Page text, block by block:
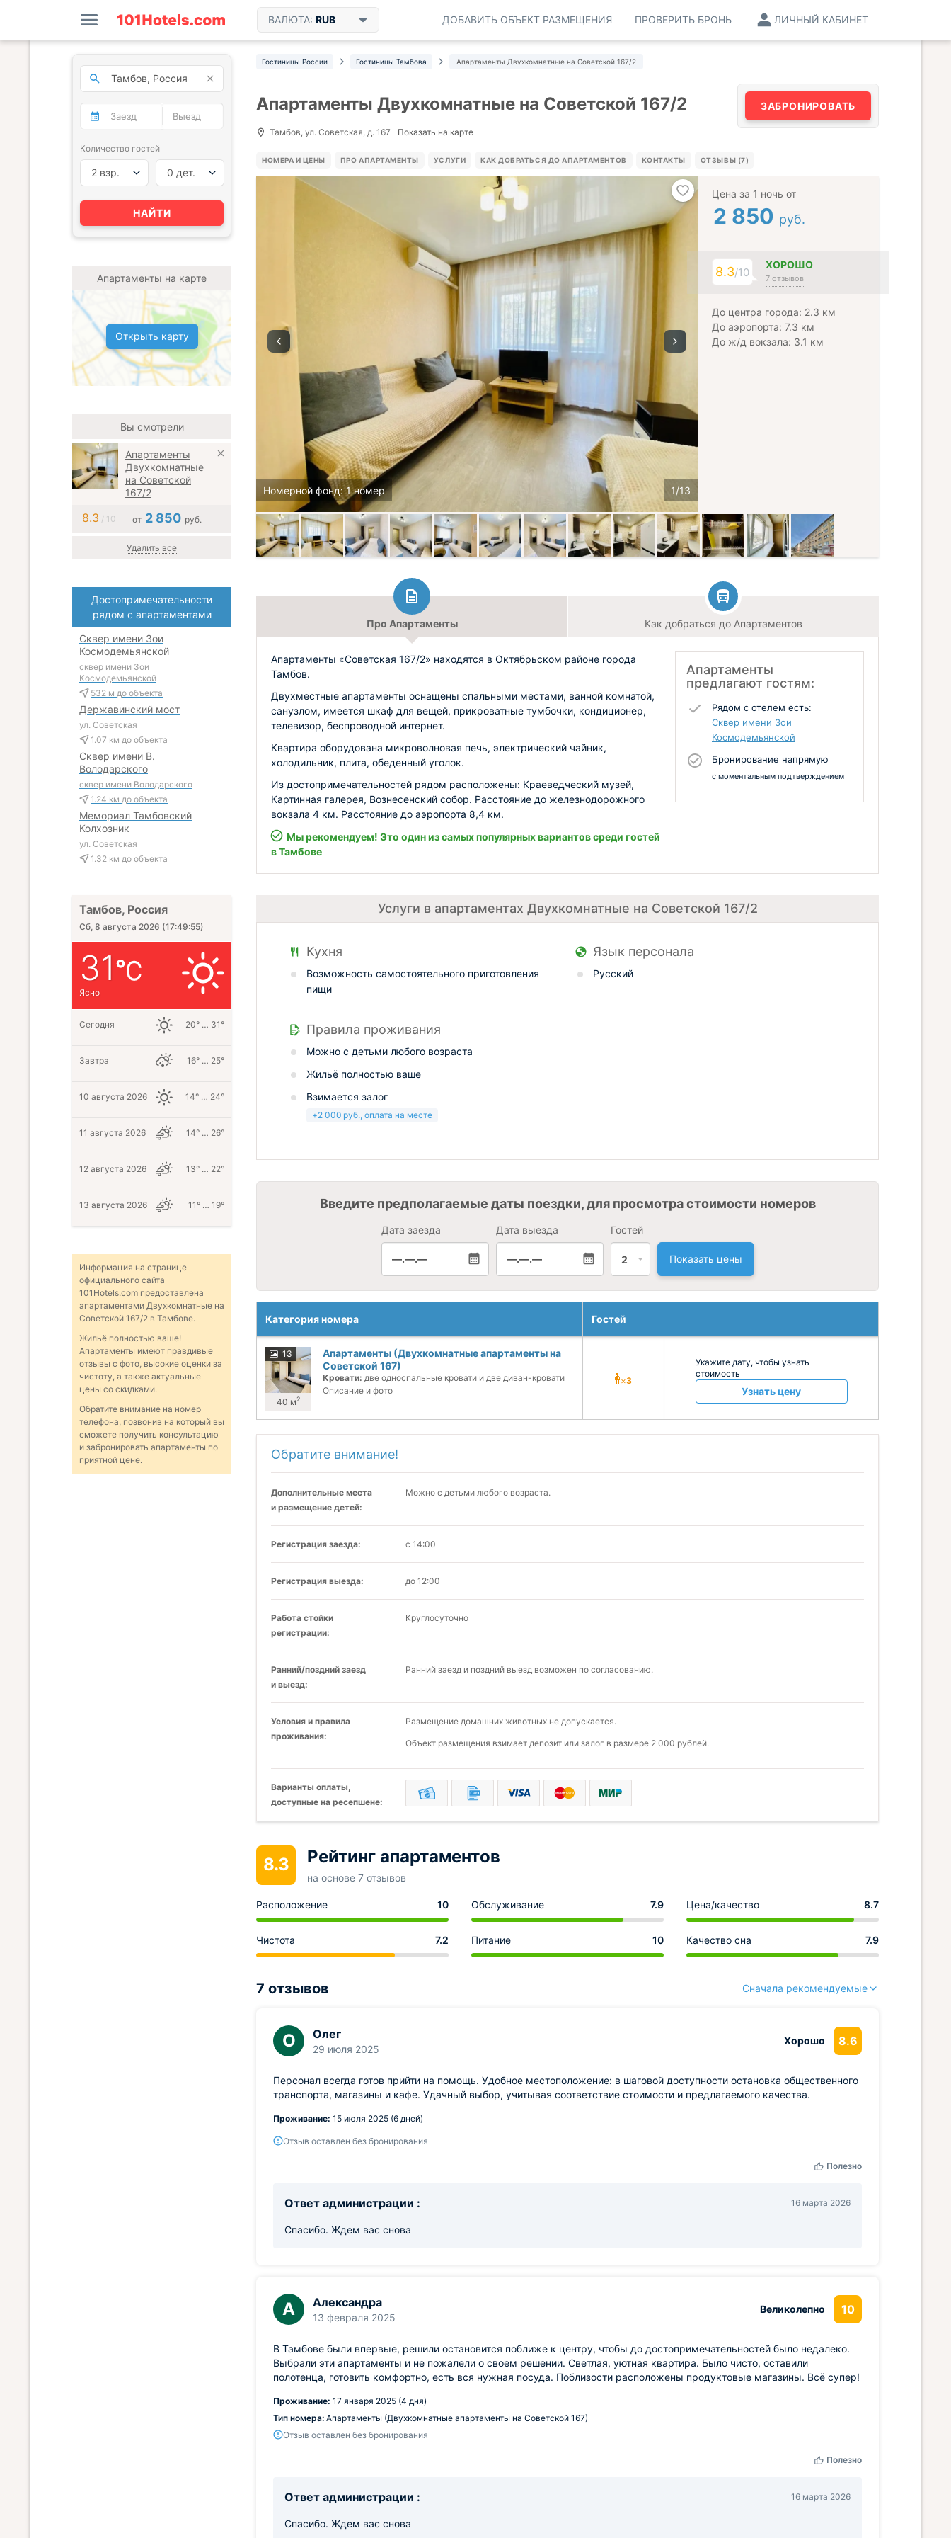
ВАЛЮТА: RUB ЛИЧНЫЙ КАБИНЕТ
ПРОВЕРИТЬ БРОНЬ
ДОБАВИТЬ ОБЪЕКТ РАЗМЕЩЕНИЯ
Гостиницы России Гостиницы Тамбова Апартаменты Двухкомнатные на Советской 167/2
Апартаменты Двухкомнатные на Советской 167/2
Тамбов, ул. Советская, д. 167 Показать на карте
ЗАБРОНИРОВАТЬ
НОМЕРА И ЦЕНЫ ПРО АПАРТАМЕНТЫ УСЛУГИ КАК ДОБРАТЬСЯ ДО АПАРТАМЕНТОВ КОНТАКТЫ ОТЗЫВЫ (7)
Номерной фонд: 1 номер
Цена за 1 ночь от
2 850 руб.
8.3/10
ХОРОШО
7 отзывов
До центра города: 2.3 км
До аэропорта: 7.3 км
До ж/д вокзала: 3.1 км
Про Апартаменты Как добраться до Апартаментов
Апартаменты
предлагают гостям:
Рядом с отелем есть:
Сквер имени Зои
Космодемьянской
Бронирование напрямую
с моментальным подтверждением
Апартаменты «Советская 167/2» находятся в Октябрьском районе города
Тамбов.
Двухместные апартаменты оснащены спальными местами, ванной комнатой,
санузлом, имеется шкаф для вещей, прикроватные тумбочки, кондиционер,
телевизор, беспроводной интернет.
Квартира оборудована микроволновая печь, электрический чайник,
холодильник, плита, обеденный уголок.
Из достопримечательностей рядом расположены: Краеведческий музей,
Картинная галерея, Вознесенский собор. Расстояние до железнодорожного
вокзала 4 км. Расстояние до аэропорта 8,4 км.
Мы рекомендуем! Это один из самых популярных вариантов среди гостей
в Тамбове
Услуги в апартаментах Двухкомнатные на Советской 167/2
Кухня
Возможность самостоятельного приготовления
пищи
Правила проживания
Можно с детьми любого возраста
Жильё полностью ваше
Взимается залог
+2 000 руб., оплата на месте
Язык персонала
Русский
Введите предполагаемые даты поездки, для просмотра стоимости номеров
Дата заезда
—.—.—
Дата выезда
—.—.—
Гостей
2 Показать цены
Категория номера Гостей
13
40 м2
Апартаменты (Двухкомнатные апартаменты на
Советской 167)
Кровати: две односпальные кровати и две диван-кровати
Описание и фото
×3
Укажите дату, чтобы узнать
стоимость
Узнать цену
Обратите внимание!
Дополнительные места
и размещение детей:
Можно с детьми любого возраста.
Регистрация заезда: с 14:00
Регистрация выезда: до 12:00
Работа стойки
регистрации:
Круглосуточно
Ранний/поздний заезд
и выезд:
Ранний заезд и поздний выезд возможен по согласованию.
Условия и правила
проживания:
Размещение домашних животных не допускается.
Объект размещения взимает депозит или залог в размере 2 000 рублей.
Варианты оплаты,
доступные на ресепшене:
8.3 Рейтинг апартаментов
на основе 7 отзывов
Расположение 10 Обслуживание 7.9 Цена/качество 8.7
Чистота 7.2 Питание 10 Качество сна 7.9
7 отзывов Сначала рекомендуемые
О Олег
29 июля 2025
Хорошо 8.6
Персонал всегда готов прийти на помощь. Удобное местоположение: в шаговой доступности остановка общественного
транспорта, магазины и кафе. Удачный выбор, учитывая соответствие стоимости и предлагаемого качества.
Проживание: 15 июля 2025 (6 дней)
Отзыв оставлен без бронирования
Полезно
Ответ администрации : 16 марта 2026
Спасибо. Ждем вас снова
А Александра
13 февраля 2025
Великолепно 10
В Тамбове были впервые, решили остановится поближе к центру, чтобы до достопримечательностей было недалеко.
Выбрали эти апартаменты и не пожалели о своем решении. Светлая, уютная квартира. Было чисто, оставили
полотенца, готовить комфортно, есть вся нужная посуда. Поблизости расположены продуктовые магазины. Всё супер!
Проживание: 17 января 2025 (4 дня)
Тип номера: Апартаменты (Двухкомнатные апартаменты на Советской 167)
Отзыв оставлен без бронирования
Полезно
Ответ администрации : 16 марта 2026
Спасибо. Ждем вас снова
Количество гостей
2 взр. 0 дет.
НАЙТИ
Апартаменты на карте
Открыть карту
Вы смотрели
Апартаменты
Двухкомнатные
на Советской
167/2
8.3 / 10 от 2 850 руб.
Удалить все
Достопримечательности
рядом с апартаментами
Сквер имени Зои
Космодемьянской
сквер имени Зои
Космодемьянской
532 м до объекта
Державинский мост
ул. Советская
1.07 км до объекта
Сквер имени В.
Володарского
сквер имени Володарского
1.24 км до объекта
Мемориал Тамбовский
Колхозник
ул. Советская
1.32 км до объекта
Тамбов, Россия
Сб, 8 августа 2026 (17:49:56)
31
Ясно
Сегодня 20° … 31°
Завтра 16° … 25°
10 августа 2026 14° … 24°
11 августа 2026 14° … 26°
12 августа 2026 13° … 22°
13 августа 2026 11° … 19°
Информация на странице
официального сайта
101Hotels.com предоставлена
апартаментами Двухкомнатные на
Советской 167/2 в Тамбове.
Жильё полностью ваше!
Апартаменты имеют правдивые
отзывы с фото, высокие оценки за
чистоту, а также актуальные
цены со скидками.
Обратите внимание на номер
телефона, позвонив на который вы
сможете получить консультацию
и забронировать апартаменты по
приятной цене.